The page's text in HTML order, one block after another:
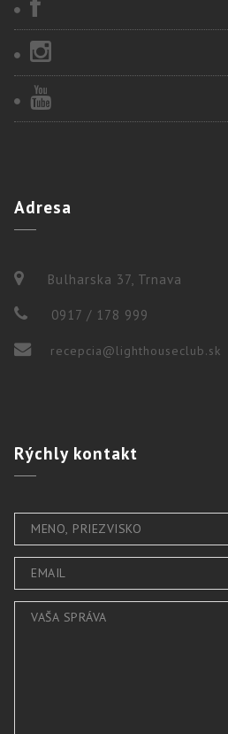
Adresa
Bulharska 37, Trnava
0917 / 178 999
recepcia@lighthouseclub.sk
Rýchlykontakt